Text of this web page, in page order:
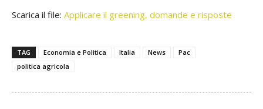
Scarica il file: Applicare il greening, domande e risposte
TAG Economia e Politica Italia News
Pac
politica agricola